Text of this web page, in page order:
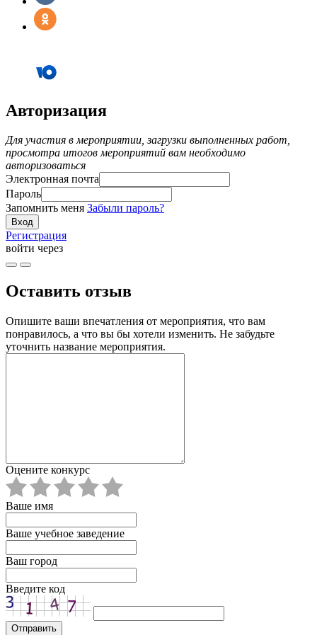
Авторизация
Для участия в мероприятии, загрузки выполненных работ,
просмотра итогов мероприятий вам необходимо
авторизоваться
Электронная почта
Пароль
Запомнить меня Забыли пароль?
Регистрация
войти через
Оставить отзыв
Опишите ваши впечатления от мероприятия, что вам
понравилось, а что вы бы хотели изменить. Не забудьте
уточнить название мероприятия.
Оцените конкурс
Ваше имя
Ваше учебное заведение
Ваш город
Введите код